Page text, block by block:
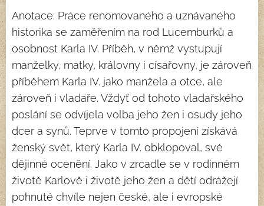
Anotace: Práce renomovaného a uznávaného
historika se zaměřením na rod Lucemburků a
osobnost Karla IV. Příběh, v němž vystupují
manželky, matky, královny i císařovny, je zároveň
příběhem Karla IV. jako manžela a otce, ale
zároveň i vladaře. Vždyť od tohoto vladařského
poslání se odvíjela volba jeho žen i osudy jeho
dcer a synů. Teprve v tomto propojení získává
ženský svět, který Karla IV. obklopoval, své
dějinné ocenění. Jako v zrcadle se v rodinném
životě Karlově i životě jeho žen a dětí odrážejí
pohnuté chvíle nejen české, ale i evropské